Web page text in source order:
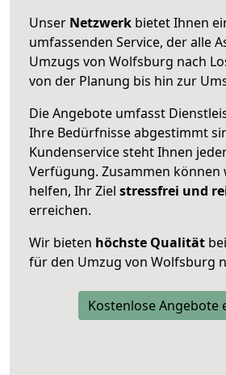
Unser Netzwerk bietet Ihnen
umfassenden Service, der alle
Umzugs von Wolfsburg nach
von der Planung bis hin zur
Die Angebote umfasst
Ihre Bedürfnisse abgestimmt
Kundenservice steht Ihnen
Verfügung. Zusammen können
helfen, Ihr Ziel stressfrei und
erreichen.
Wir bieten höchste Qualität
für den Umzug von Wolfsburg
Kostenlose Angebote